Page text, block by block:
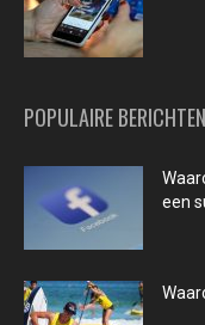
POPULAIRE BERICHTEN
een